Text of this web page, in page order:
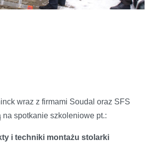
wraz z firmami Soudal oraz SFS
na spotkanie szkoleniowe pt.:
i techniki montażu stolarki